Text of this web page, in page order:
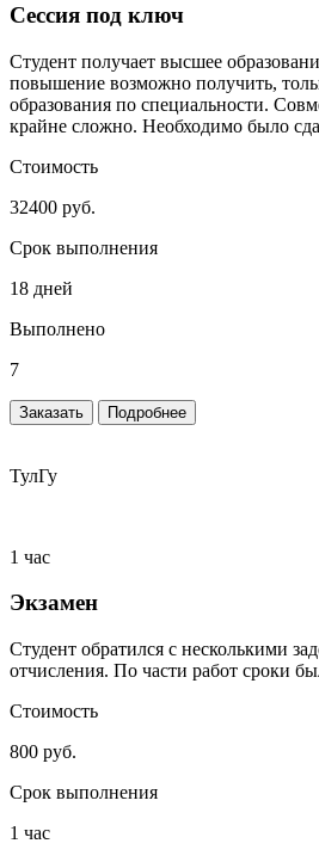
Сессия под ключ
Студент получает высшее
повышение возможно получить,
образования по специальности.
крайне сложно. Необходимо было
Стоимость
32400 руб.
Срок выполнения
18 дней
Выполнено
7
Заказать Подробнее
ТулГу
1 час
Экзамен
Студент обратился с несколькими
отчисления. По части работ сроки
Стоимость
800 руб.
Срок выполнения
1 час